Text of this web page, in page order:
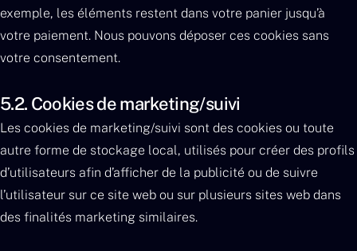
exemple, les éléments restent dans votre panier jusqu’à
votre paiement. Nous pouvons déposer ces cookies sans
votre consentement.
5.2. Cookies de marketing/suivi
Les cookies de marketing/suivi sont des cookies ou toute
autre forme de stockage local, utilisés pour créer des profils
d’utilisateurs afin d’afficher de la publicité ou de suivre
l’utilisateur sur ce site web ou sur plusieurs sites web dans
des finalités marketing similaires.